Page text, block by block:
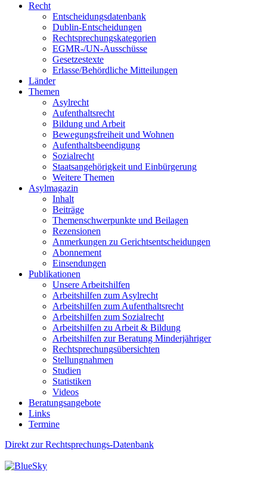
Recht
Entscheidungsdatenbank
Dublin-Entscheidungen
Rechtsprechungskategorien
EGMR-/UN-Ausschüsse
Gesetzestexte
Erlasse/Behördliche Mitteilungen
Länder
Themen
Asylrecht
Aufenthaltsrecht
Bildung und Arbeit
Bewegungsfreiheit und Wohnen
Aufenthaltsbeendigung
Sozialrecht
Staatsangehörigkeit und Einbürgerung
Weitere Themen
Asylmagazin
Inhalt
Beiträge
Themenschwerpunkte und Beilagen
Rezensionen
Anmerkungen zu Gerichtsentscheidungen
Abonnement
Einsendungen
Publikationen
Unsere Arbeitshilfen
Arbeitshilfen zum Asylrecht
Arbeitshilfen zum Aufenthaltsrecht
Arbeitshilfen zum Sozialrecht
Arbeitshilfen zu Arbeit & Bildung
Arbeitshilfen zur Beratung Minderjähriger
Rechtsprechungsübersichten
Stellungnahmen
Studien
Statistiken
Videos
Beratungsangebote
Links
Termine
Direkt zur Rechtsprechungs-Datenbank